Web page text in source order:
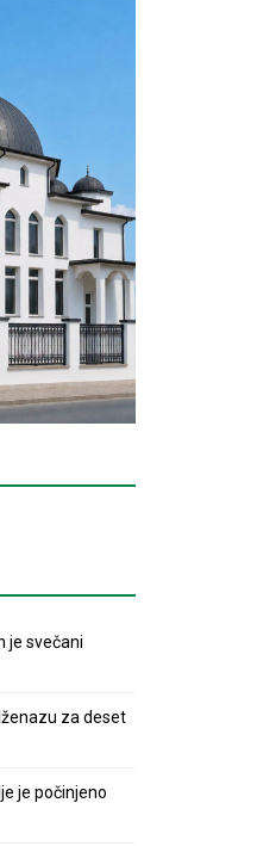
je svečani
za deset
je počinjeno